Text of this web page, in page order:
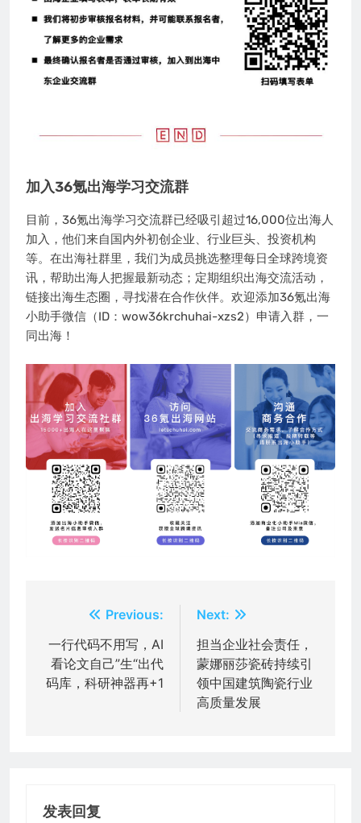
加入36氪出海学习交流群
目前，36氪出海学习交流群已经吸引超过16,000位出海人
加入，他们来自国内外初创企业、行业巨头、投资机构
等。在出海社群里，我们为成员挑选整理每日全球跨境资
讯，帮助出海人把握最新动态；定期组织出海交流活动，
链接出海生态圈，寻找潜在合作伙伴。欢迎添加36氪出海
小助手微信（ID：wow36krchuhai-xzs2）申请入群，一
同出海！
章
导
Previous:
一行代码不用写，AI
看论文自己”生“出代
码库，科研神器再+1
Next:
担当企业社会责任，
蒙娜丽莎瓷砖持续引
领中国建筑陶瓷行业
高质量发展
发表回复